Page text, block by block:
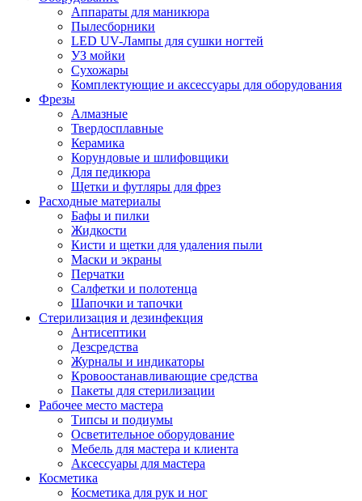
Аппараты для маникюра
Пылесборники
LED UV-Лампы для сушки ногтей
УЗ мойки
Сухожары
Комплектующие и аксессуары для оборудования
Фрезы
Алмазные
Твердосплавные
Керамика
Корундовые и шлифовщики
Для педикюра
Щетки и футляры для фрез
Расходные материалы
Бафы и пилки
Жидкости
Кисти и щетки для удаления пыли
Маски и экраны
Перчатки
Салфетки и полотенца
Шапочки и тапочки
Стерилизация и дезинфекция
Антисептики
Дезсредства
Журналы и индикаторы
Кровоостанавливающие средства
Пакеты для стерилизации
Рабочее место мастера
Типсы и подиумы
Осветительное оборудование
Мебель для мастера и клиента
Аксессуары для мастера
Косметика
Косметика для рук и ног